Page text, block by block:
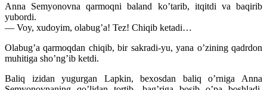
Anna Semyonovna qarmoqni baland ko’tarib, itqitdi va baqirib
yubordi.
— Voy, xudoyim, olabug’a! Tez! Chiqib ketadi…
Olabug’a qarmoqdan chiqib, bir sakradi-yu, yana o’zining qadrdon
muhitiga sho’ng’ib ketdi.
Baliq izidan yugurgan Lapkin, bexosdan baliq o’rniga Anna